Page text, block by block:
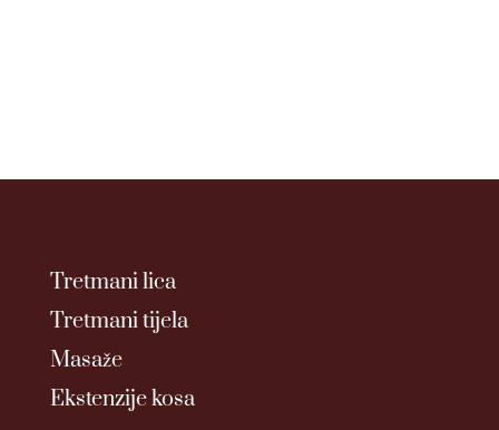
Tretmani lica
Tretmani tijela
Masaže
Ekstenzije kosa